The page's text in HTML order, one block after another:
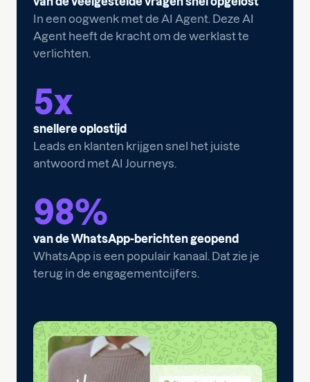
In een oogwenk met de AI Agent. Deze AI
Agent heeft de kracht om de werklast te
verlichten.
5x
snellere oplostijd
Leads en klanten krijgen snel het juiste
antwoord met AI Journeys.
98%
van de WhatsApp-berichten geopend
WhatsApp is een populair kanaal. Dat zie je
terug in de engagementcijfers.